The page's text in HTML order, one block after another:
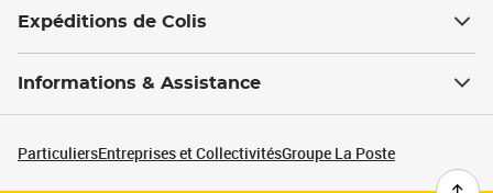
Expéditions de Colis
Informations & Assistance
ParticuliersEntreprises et CollectivitésGroupe La Poste